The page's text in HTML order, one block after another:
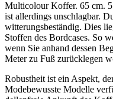
Multicolour Koffer. 65 cm.
ist allerdings unschlagbar.
witterungsbeständig. Dies
Stoffen des Bordcases. So
wenn Sie anhand dessen
Meter zu Fuß zurücklegen
Robustheit ist ein Aspekt,
Modebewusste Modelle